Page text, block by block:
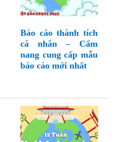
Báo cáo thành tích
cá nhân – Cẩm
nang cung cấp mẫu
báo cáo mới nhất